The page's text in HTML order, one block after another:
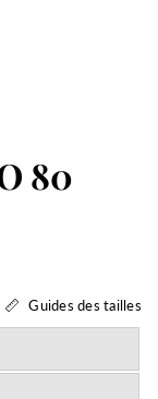
80
Guides des tailles